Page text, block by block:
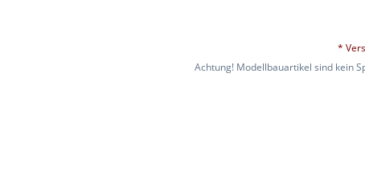
*
Achtung! Modellbauartikel sind kein